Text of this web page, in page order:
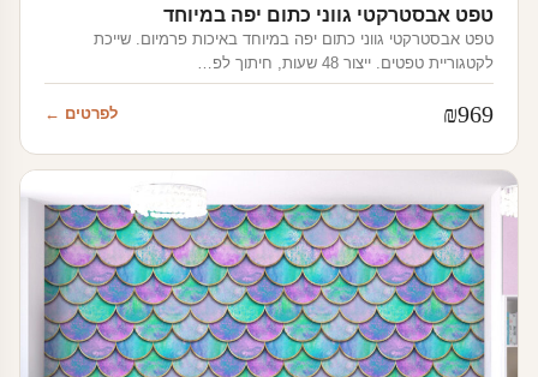
טפט אבסטרקטי גווני כתום יפה במיוחד
טפט אבסטרקטי גווני כתום יפה במיוחד באיכות פרמיום. שייכת
לקטגוריית טפטים. ייצור 48 שעות, חיתוך לפ…
₪969 לפרטים ←